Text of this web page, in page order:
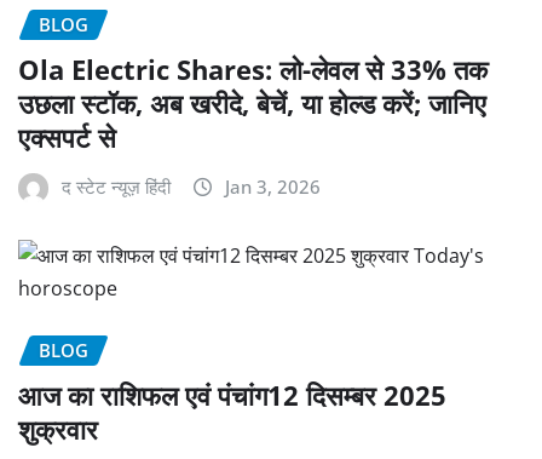
BLOG
Ola Electric Shares: लो-लेवल से 33% तक
उछला स्टॉक, अब खरीदे, बेचें, या होल्ड करें; जानिए
एक्सपर्ट से
द स्टेट न्यूज़ हिंदी Jan 3, 2026
BLOG
आज का राशिफल एवं पंचांग12 दिसम्बर 2025
शुक्रवार